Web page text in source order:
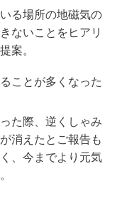
る場所の地磁気の
ないことをヒアリ
案。
ことが多くなった
た際、逆くしゃみ
消えたとご報告も
、今までより元気